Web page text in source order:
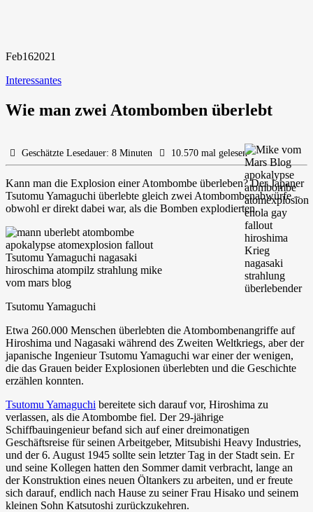
Feb162021
Interessantes
Wie man zwei Atombomben überlebt
Geschätzte Lesedauer: 8 Minuten 10.570 mal gelesen
Kann man die Explosion einer Atombombe überleben? Der Japaner
Tsutomu Yamaguchi überlebte gleich zwei Atombombenabwürfe –
obwohl er direkt dabei war, als die Bomben explodierten.
Tsutomu Yamaguchi
Etwa 260.000 Menschen überlebten die Atombombenangriffe auf
Hiroshima und Nagasaki während des Zweiten Weltkriegs, aber der
japanische Ingenieur Tsutomu Yamaguchi war einer der wenigen,
die das Grauen beider Explosionen überlebten und die Geschichte
erzählen konnten.
Tsutomu Yamaguchi bereitete sich darauf vor, Hiroshima zu
verlassen, als die Atombombe fiel. Der 29-jährige
Schiffbauingenieur befand sich auf einer dreimonatigen
Geschäftsreise für seinen Arbeitgeber, Mitsubishi Heavy Industries,
und der 6. August 1945 sollte sein letzter Tag in der Stadt sein. Er
und seine Kollegen hatten den Sommer damit verbracht, lange an
der Konstruktion eines neuen Öltankers zu arbeiten, und er freute
sich darauf, endlich nach Hause zu seiner Frau Hisako und seinem
kleinen Sohn Katsutoshi zurückzukehren.